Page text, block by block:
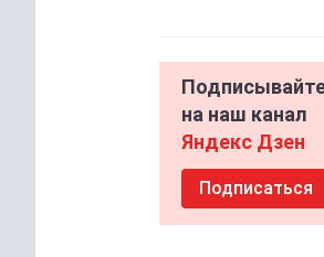
на наш канал
Яндекс Дзен
Подписаться